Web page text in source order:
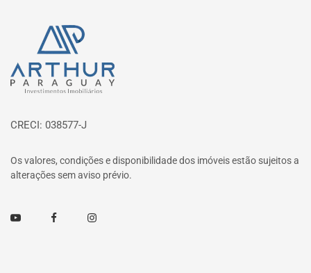
Página inicial
CRECI: 038577-J
Os valores, condições e disponibilidade dos imóveis estão sujeitos a
alterações sem aviso prévio.
Youtube FacebookInstagram